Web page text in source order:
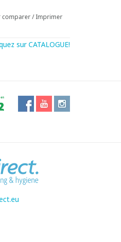
comparer/Imprimer
sur CATALOGUE!